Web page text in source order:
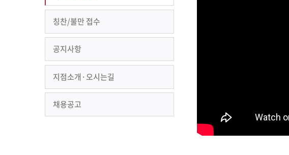
칭찬/불만 접수
공지사항
지점소개·오시는길
채용공고